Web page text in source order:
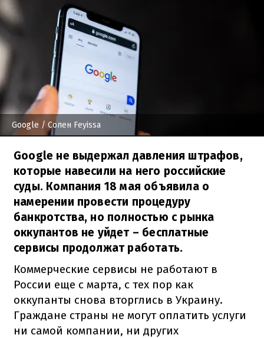
Google / Солен Feyissa
Google не выдержал давления штрафов,
которые навесили на него российские
суды. Компания 18 мая объявила о
намерении провести процедуру
банкротства, но полностью с рынка
оккупантов не уйдет – бесплатные
сервисы продолжат работать.
Коммерческие сервисы не работают в
России еще с марта, с тех пор как
оккупанты снова вторглись в Украину.
Граждане страны не могут оплатить услуги
ни самой компании, ни других